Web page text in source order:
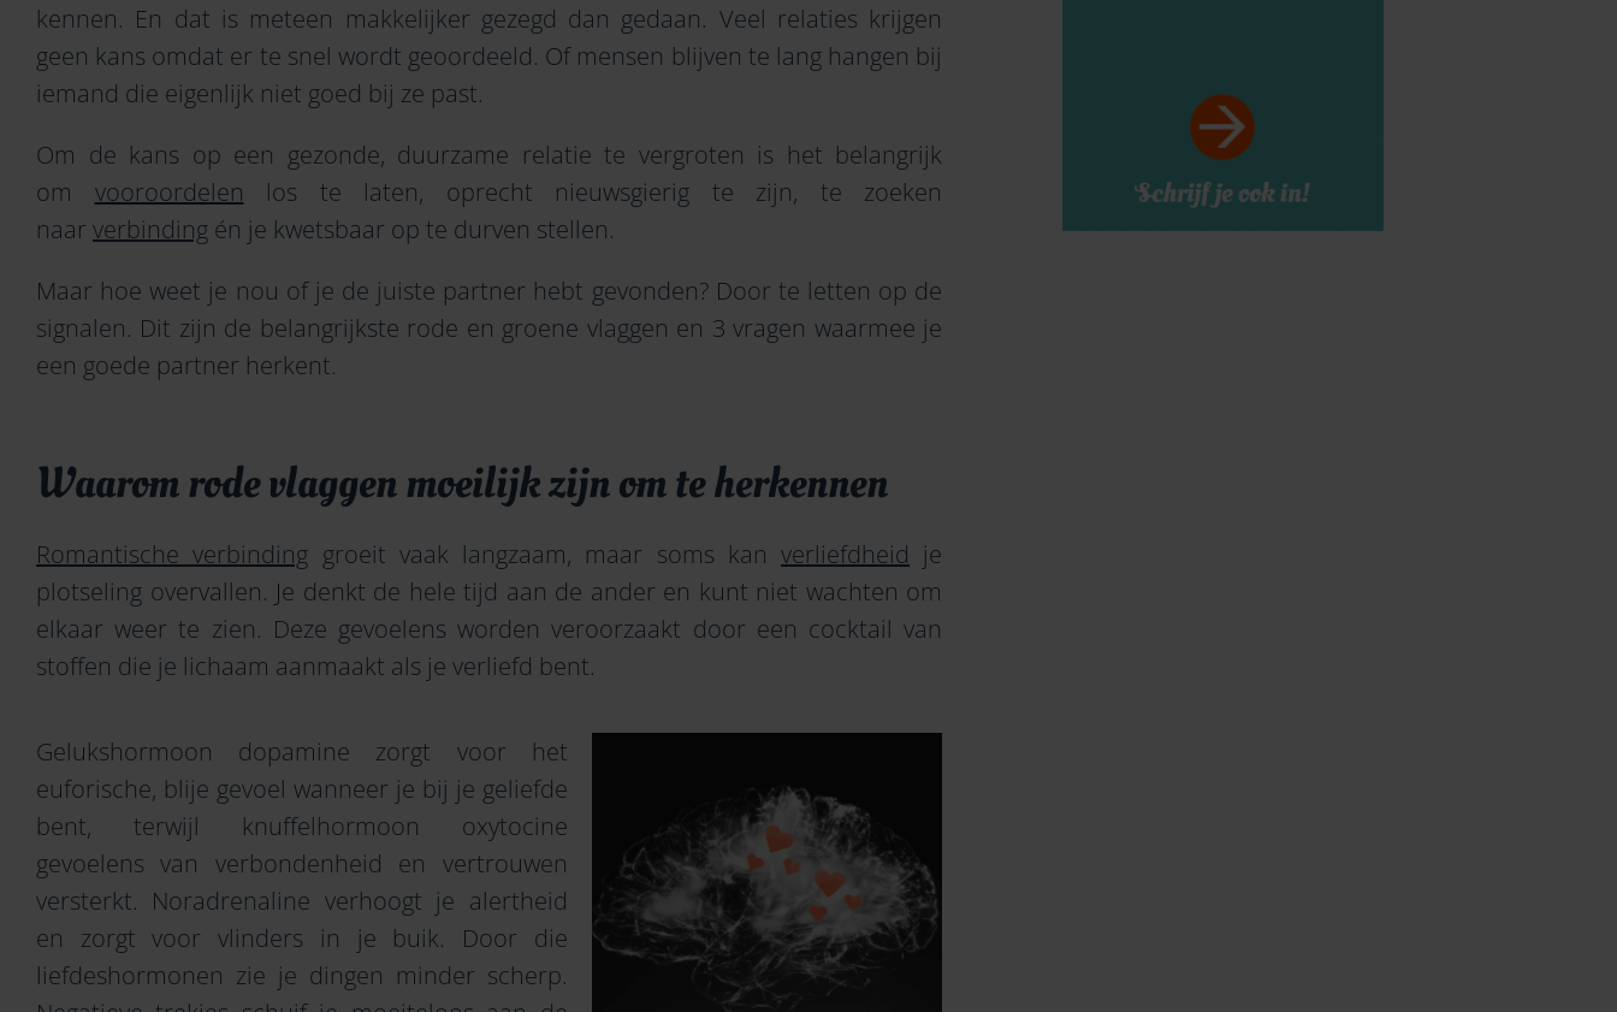
kennen. En dat is meteen makkelijker gezegd dan gedaan. Veel relaties krijgen
geen kans omdat er te snel wordt geoordeeld. Of mensen blijven te lang hangen bij
iemand die eigenlijk niet goed bij ze past.
Om de kans op een gezonde, duurzame relatie te vergroten is het belangrijk
om vooroordelen los te laten, oprecht nieuwsgierig te zijn, te zoeken
naar verbinding én je kwetsbaar op te durven stellen.
Maar hoe weet je nou of je de juiste partner hebt gevonden? Door te letten op de
signalen. Dit zijn de belangrijkste rode en groene vlaggen en 3 vragen waarmee je
een goede partner herkent.
Waarom rode vlaggen moeilijk zijn om te herkennen
Romantische verbinding groeit vaak langzaam, maar soms kanverliefdheid je
plotseling overvallen. Je denkt de hele tijd aan de ander en kunt niet wachten om
elkaar weer te zien. Deze gevoelens worden veroorzaakt door een cocktail van
stoffen die je lichaam aanmaakt als je verliefd bent.
Gelukshormoon dopamine zorgt voor het
euforische, blije gevoel wanneer je bij je geliefde
bent, terwijl knuffelhormoon oxytocine
gevoelens van verbondenheid en vertrouwen
versterkt. Noradrenaline verhoogt je alertheid
en zorgt voor vlinders in je buik. Door die
liefdeshormonen zie je dingen minder scherp.